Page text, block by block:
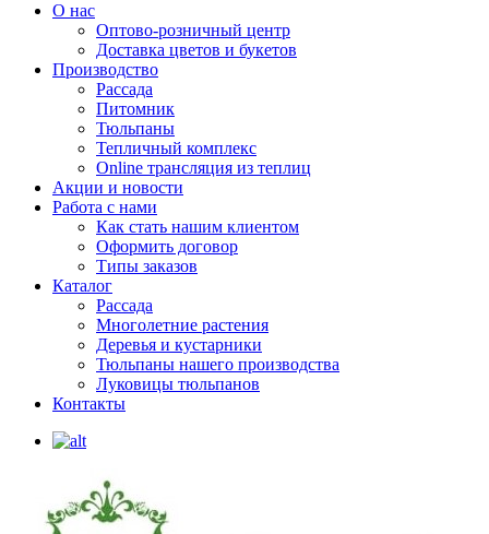
О нас
Оптово-розничный центр
Доставка цветов и букетов
Производство
Рассада
Питомник
Тюльпаны
Тепличный комплекс
Online трансляция из теплиц
Акции и новости
Работа с нами
Как стать нашим клиентом
Оформить договор
Типы заказов
Каталог
Рассада
Многолетние растения
Деревья и кустарники
Тюльпаны нашего производства
Луковицы тюльпанов
Контакты